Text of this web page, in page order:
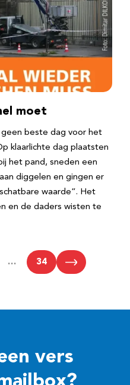
moet
beste dag voor het
klaarlichte dag plaatsten
het pand, sneden een
diggelen en gingen er
waarde”. Het
en de daders wisten te
… 34
vers